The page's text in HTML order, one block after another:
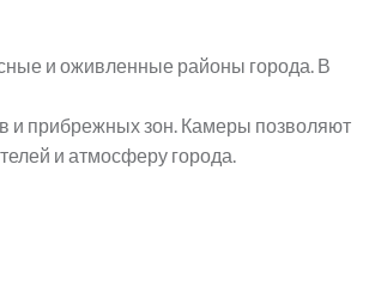
и оживленные районы города. В
и прибрежных зон. Камеры позволяют
и атмосферу города.